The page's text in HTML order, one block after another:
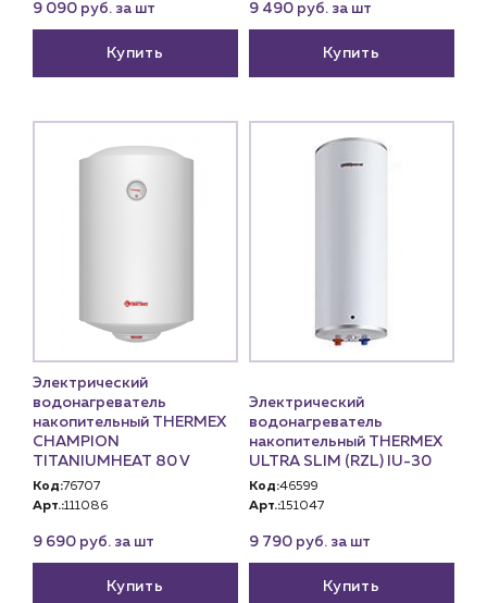
9 090 руб. за шт
Купить
9 490 руб. за шт
Купить
Электрический
водонагреватель
накопительный THERMEX
CHAMPION
TITANIUMHEAT 80 V
Код:76707
Арт.:111086
9 690 руб. за шт
Купить
Электрический
водонагреватель
накопительный THERMEX
ULTRA SLIM (RZL) IU-30
Код:46599
Арт.:151047
9 790 руб. за шт
Купить